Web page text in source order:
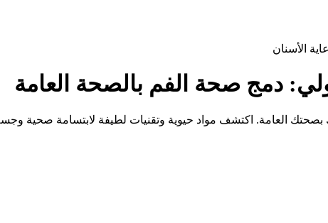
الأسنان
دمج صحة الفم بالصحة العامة
العامة. اكتشف مواد حيوية وتقنيات لطيفة لابتسامة صحية